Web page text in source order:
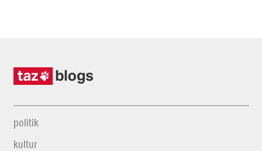
politik
kultur